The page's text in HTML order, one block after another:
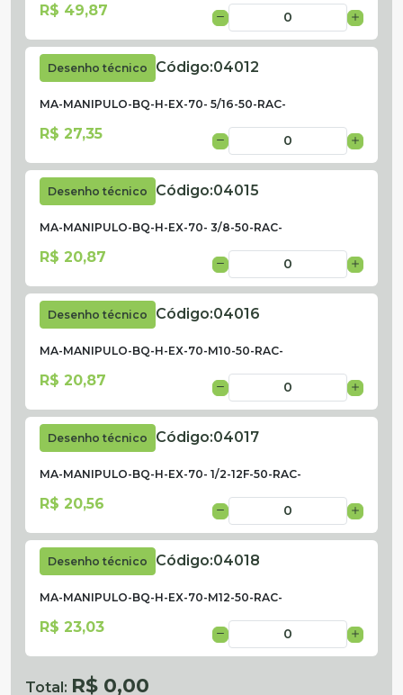
R$ 49,87
Desenho técnico Código:04012
MA-MANIPULO-BQ-H-EX-70- 5/16-50-RAC-
R$ 27,35
Desenho técnico Código:04015
MA-MANIPULO-BQ-H-EX-70- 3/8-50-RAC-
R$ 20,87
Desenho técnico Código:04016
MA-MANIPULO-BQ-H-EX-70-M10-50-RAC-
R$ 20,87
Desenho técnico Código:04017
MA-MANIPULO-BQ-H-EX-70- 1/2-12F-50-RAC-
R$ 20,56
Desenho técnico Código:04018
MA-MANIPULO-BQ-H-EX-70-M12-50-RAC-
R$ 23,03
Total: R$ 0,00